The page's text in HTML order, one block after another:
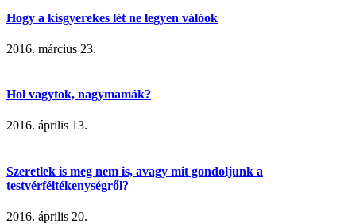
Hogy a kisgyerekes lét ne legyen válóok
2016. március 23.
Hol vagytok, nagymamák?
2016. április 13.
Szeretlek is meg nem is, avagy mit gondoljunk a
testvérféltékenységről?
2016. április 20.